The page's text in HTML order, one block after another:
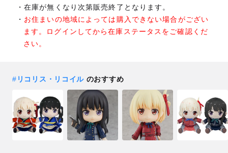
在庫が無くなり次第販売終了となります。
お住まいの地域によっては購入できない場合がござい
ます。ログインしてから在庫ステータスをご確認くだ
さい。
# リコリス・リコイル のおすすめ